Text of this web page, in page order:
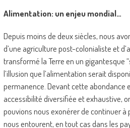
Alimentation: un enjeu mondial…
Depuis moins de deux siècles, nous
d’une agriculture post-colonialiste et
transformé la Terre en un gigantesque
l’illusion que l’alimentation serait
permanence. Devant cette abondance
accessibilité diversifiée et exhaustive,
pouvions nous exonérer de continuer
nous entourent, en tout cas dans les